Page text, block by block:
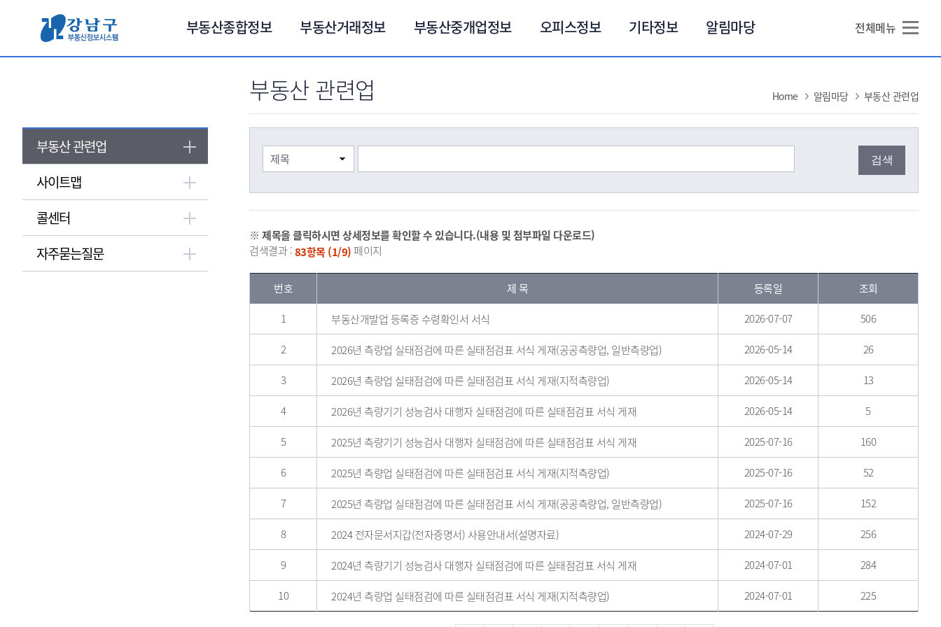
부동산종합정보 부동산거래정보 부동산중개업정보 오피스정보 기타정보 알림마당 전체메뉴
부동산 관련업
사이트맵
콜센터
자주묻는질문
부동산 관련업 Home 알림마당 부동산 관련업
※ 제목을 클릭하시면 상세정보를 확인할 수 있습니다.(내용 및 첨부파일 다운로드)
검색결과 :83항목 (1/9)페이지
번호 제 목 등록일
조회
1
부동산개발업 등록증 수령확인서 서식 2026-07-07
506
2
2026년 측량업 실태점검에 따른 실태점검표 서식 게재(공공측량업, 일반측량업) 2026-05-14
26
3
2026년 측량업 실태점검에 따른 실태점검표 서식 게재(지적측량업) 2026-05-14
13
4
2026년 측량기기 성능검사 대행자 실태점검에 따른 실태점검표 서식 게재 2026-05-14
5
5
2025년 측량기기 성능검사 대행자 실태점검에 따른 실태점검표 서식 게재 2025-07-16
160
6
2025년 측량업 실태점검에 따른 실태점검표 서식 게재(지적측량업) 2025-07-16
52
7
2025년 측량업 실태점검에 따른 실태점검표 서식 게재(공공측량업, 일반측량업) 2025-07-16
152
8
2024 전자문서지갑(전자증명서) 사용안내서(설명자료) 2024-07-29
256
9
2024년 측량기기 성능검사 대행자 실태점검에 따른 실태점검표 서식 게재 2024-07-01
284
10
2024년 측량업 실태점검에 따른 실태점검표 서식 게재(지적측량업) 2024-07-01 225